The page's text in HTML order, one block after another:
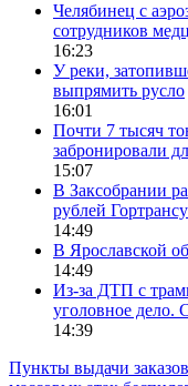
Челябинец с
сотрудников
16:23
У реки,
выпрямить русло
16:01
Почти 7 тысяч
забронировали
15:07
В Заксобрании
рублей
14:49
В Ярославской
14:49
Из-за ДТП с
уголовное дело.
14:39
Пункты выдачи